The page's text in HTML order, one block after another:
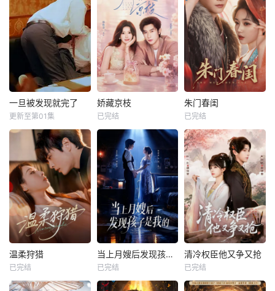
一旦被发现就完了
更新至第01集
娇藏京枝
已完结
朱门春闺
已完结
温柔狩猎
已完结
当上月嫂后发现孩子是我的
已完结
清冷权臣他又争又抢
已完结